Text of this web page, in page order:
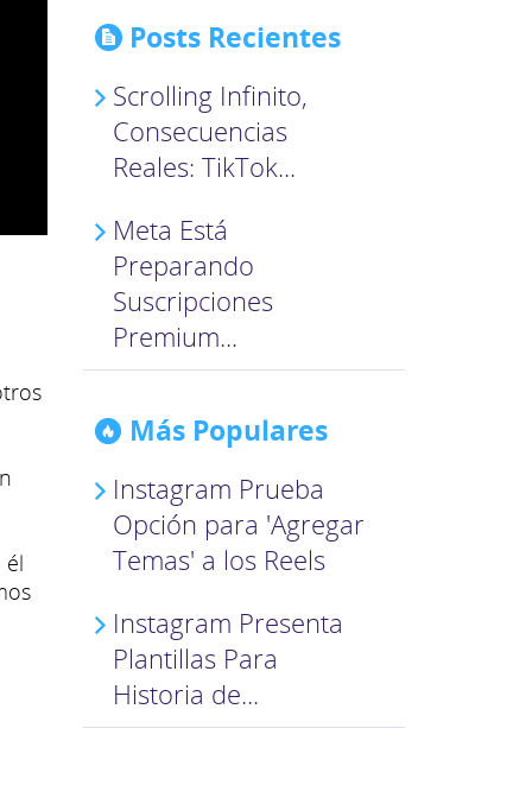
él
Posts Recientes
Scrolling Infinito,
Consecuencias
Reales: TikTok...
Meta Está
Preparando
Suscripciones
Premium...
Más Populares
Instagram Prueba
Opción para 'Agregar
Temas' a los Reels
Instagram Presenta
Plantillas Para
Historia de...